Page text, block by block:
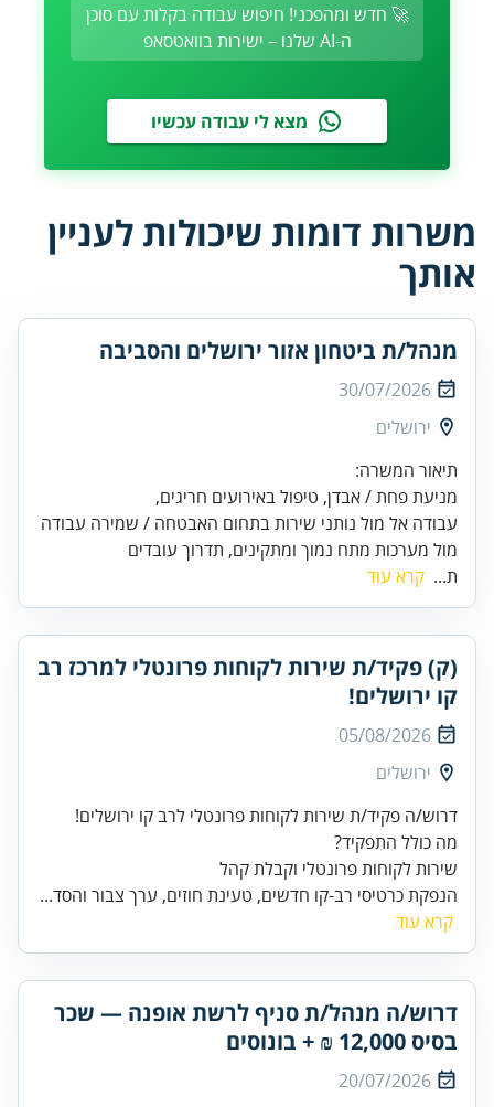
🚀 חדש ומהפכני! חיפוש עבודה בקלות עם סוכן
ה-AI שלנו – ישירות בוואטסאפ
מצא לי עבודה עכשיו
משרות דומות שיכולות לעניין
אותך
מנהל/ת ביטחון אזור ירושלים והסביבה
30/07/2026
ירושלים
עבודה אל מול נותני שירות בתחום האבטחה / שמירה עבודה
מול מערכות מתח נמוך ומתקינים, תדרוך עובדים
ת... קרא עוד
(ק) פקיד/ת שירות לקוחות פרונטלי למרכז רב
קו ירושלים!
05/08/2026
ירושלים
שירות לקוחות פרונטלי וקבלת קהל
הנפקת כרטיסי רב-קו חדשים, טעינת חוזים, ערך צבור והסד...
קרא עוד
דרוש/ה מנהל/ת סניף לרשת אופנה — שכר
בסיס 12,000 ₪ + בונוסים
20/07/2026